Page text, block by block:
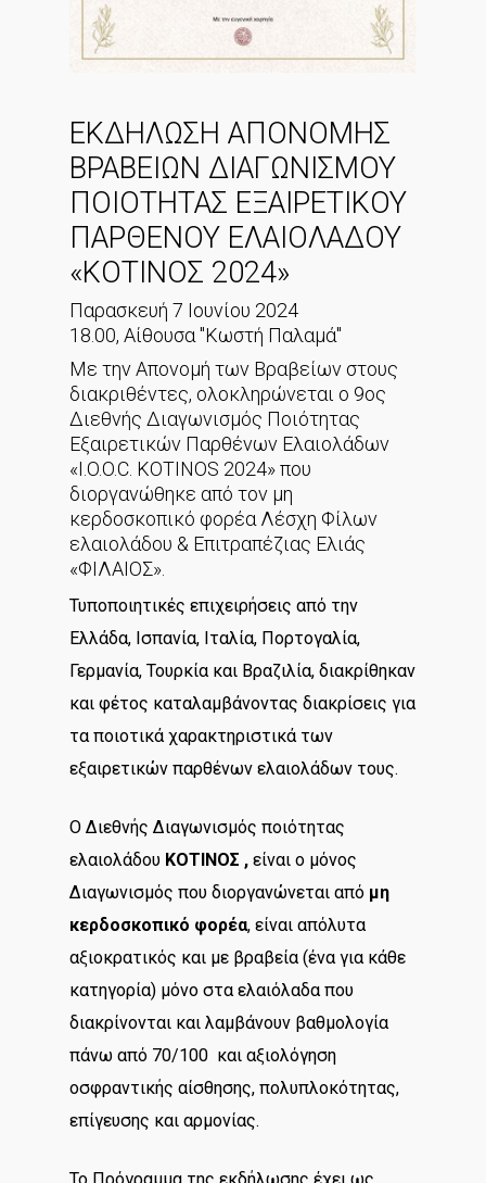
ΕΚΔΗΛΩΣΗ ΑΠΟΝΟΜΗΣ
ΒΡΑΒΕΙΩΝ ΔΙΑΓΩΝΙΣΜΟΥ
ΠΟΙΟΤΗΤΑΣ ΕΞΑΙΡΕΤΙΚΟΥ
ΠΑΡΘΕΝΟΥ ΕΛΑΙΟΛΑΔΟΥ
«ΚΟΤΙΝΟΣ 2024»
Παρασκευή 7 Ιουνίου 2024
18.00, Αίθουσα "Κωστή Παλαμά"
Με την Απονομή των Βραβείων στους
διακριθέντες, ολοκληρώνεται ο 9ος
Διεθνής Διαγωνισμός Ποιότητας
Εξαιρετικών Παρθένων Ελαιολάδων
«I.O.O.C. KOTINOS 2024» που
διοργανώθηκε από τον μη
κερδοσκοπικό φορέα Λέσχη Φίλων
ελαιολάδου & Επιτραπέζιας Ελιάς
«ΦΙΛΑΙΟΣ».
Τυποποιητικές επιχειρήσεις από την
Ελλάδα, Ισπανία, Ιταλία, Πορτογαλία,
Γερμανία, Τουρκία και Βραζιλία, διακρίθηκαν
και φέτος καταλαμβάνοντας διακρίσεις για
τα ποιοτικά χαρακτηριστικά των
εξαιρετικών παρθένων ελαιολάδων τους.
Ο Διεθνής Διαγωνισμός ποιότητας
ελαιολάδου ΚΟΤΙΝΟΣ , είναι ο μόνος
Διαγωνισμός που διοργανώνεται από μη
κερδοσκοπικό φορέα, είναι απόλυτα
αξιοκρατικός και με βραβεία (ένα για κάθε
κατηγορία) μόνο στα ελαιόλαδα που
διακρίνονται και λαμβάνουν βαθμολογία
πάνω από 70/100 και αξιολόγηση
οσφραντικής αίσθησης, πολυπλοκότητας,
επίγευσης και αρμονίας.
Το Πρόγραμμα της εκδήλωσης έχει ως